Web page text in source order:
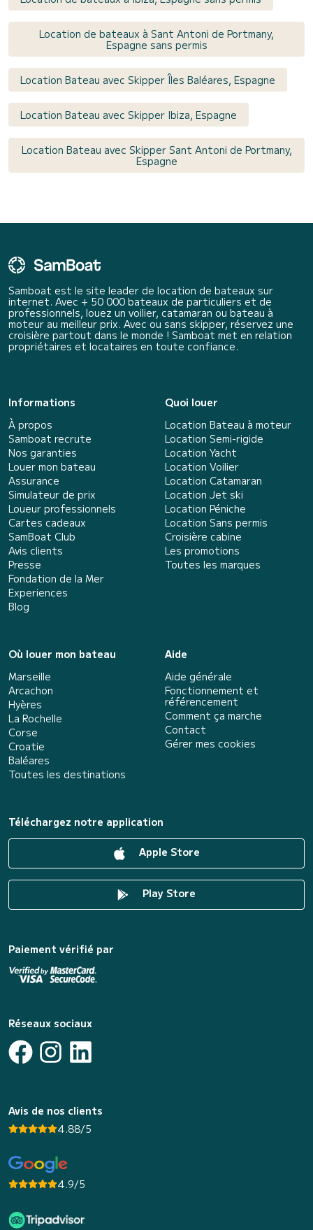
Location de bateaux à Sant Antoni de Portmany,
Espagne sans permis
Location Bateau avec Skipper Îles Baléares, Espagne
Location Bateau avec Skipper Ibiza, Espagne
Location Bateau avec Skipper Sant Antoni de Portmany,
Espagne
Samboat est le site leader de location de bateaux sur
internet. Avec + 50 000 bateaux de particuliers et de
professionnels, louez un voilier, catamaran ou bateau à
moteur au meilleur prix. Avec ou sans skipper, réservez une
croisière partout dans le monde ! Samboat met en relation
propriétaires et locataires en toute confiance.
Informations
À propos
Samboat recrute
Nos garanties
Louer mon bateau
Assurance
Simulateur de prix
Loueur professionnels
Cartes cadeaux
SamBoat Club
Avis clients
Presse
Fondation de la Mer
Experiences
Blog
Quoi louer
Location Bateau à moteur
Location Semi-rigide
Location Yacht
Location Voilier
Location Catamaran
Location Jet ski
Location Péniche
Location Sans permis
Croisière cabine
Les promotions
Toutes les marques
Où louer mon bateau
Marseille
Arcachon
Hyères
La Rochelle
Corse
Croatie
Baléares
Toutes les destinations
Aide
Aide générale
Fonctionnement et
référencement
Comment ça marche
Contact
Gérer mes cookies
Téléchargez notre application
Apple Store
Play Store
Paiement vérifié par
Réseaux sociaux
Avis de nos clients
4.88/5
4.9/5